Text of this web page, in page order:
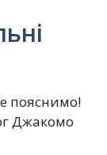
пояснимо!
Джакомо